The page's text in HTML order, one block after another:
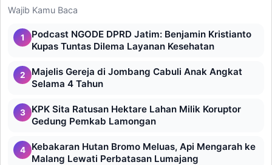
Wajib Kamu Baca
1
Podcast NGODE DPRD Jatim: Benjamin Kristianto
Kupas Tuntas Dilema Layanan Kesehatan
2
Majelis Gereja di Jombang Cabuli Anak Angkat
Selama 4 Tahun
3
KPK Sita Ratusan Hektare Lahan Milik Koruptor
Gedung Pemkab Lamongan
4
Kebakaran Hutan Bromo Meluas, Api Mengarah ke
Malang Lewati Perbatasan Lumajang